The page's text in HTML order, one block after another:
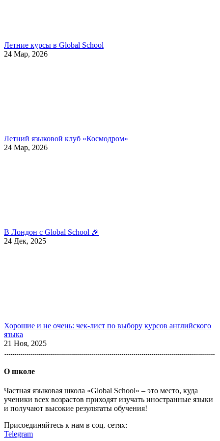
Летние курсы в Global School
24 Мар, 2026
Летний языковой клуб «Космодром»
24 Мар, 2026
В Лондон с Global School 🎉
24 Дек, 2025
Хорошие и не очень: чек-лист по выбору курсов английского
языка
21 Ноя, 2025
О школе
Частная языковая школа «Global School» – это место, куда
ученики всех возрастов приходят изучать иностранные языки
и получают высокие результаты обучения!
Присоединяйтесь к нам в соц. сетях:
Telegram